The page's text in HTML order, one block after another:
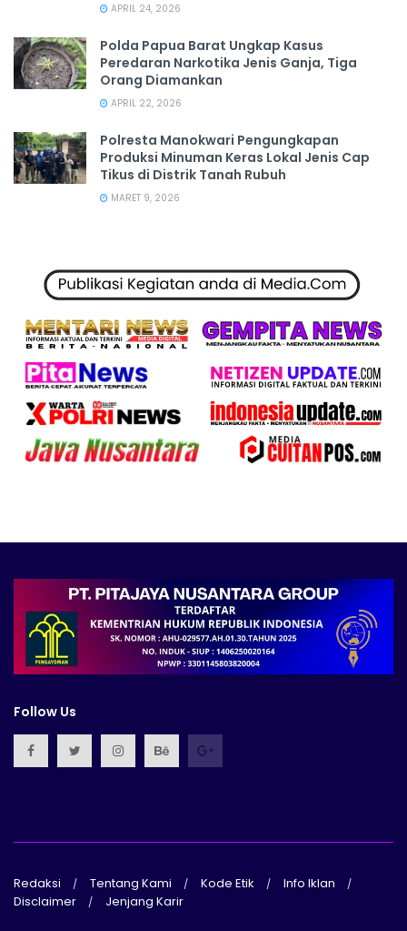
APRIL 24, 2026
Polda Papua Barat Ungkap Kasus
Peredaran Narkotika Jenis Ganja, Tiga
Orang Diamankan
APRIL 22, 2026
Polresta Manokwari Pengungkapan
Produksi Minuman Keras Lokal Jenis Cap
Tikus di Distrik Tanah Rubuh
MARET 9, 2026
Follow Us
Redaksi Tentang Kami Kode Etik
Info Iklan
Disclaimer
Jenjang Karir